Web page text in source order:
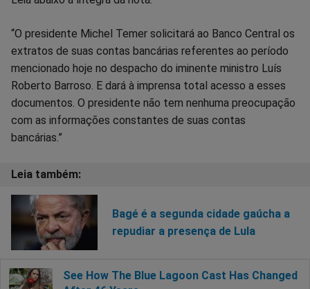
“O presidente Michel Temer solicitará ao Banco Central os
extratos de suas contas bancárias referentes ao período
mencionado hoje no despacho do iminente ministro Luís
Roberto Barroso. E dará à imprensa total acesso a esses
documentos. O presidente não tem nenhuma preocupação
com as informações constantes de suas contas
bancárias.”
Bagé é a segunda cidade gaúcha a
repudiar a presença de Lula